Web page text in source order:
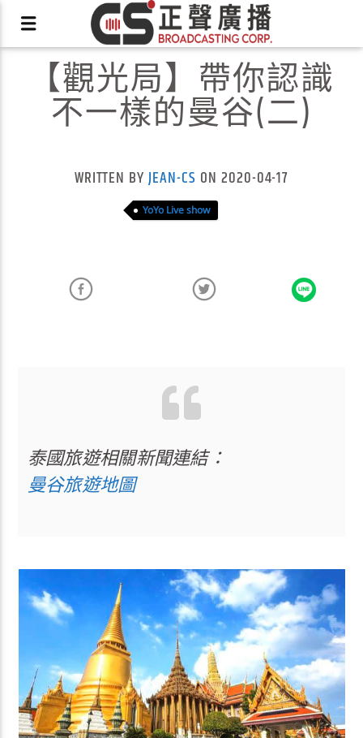
X
【觀光局】帶你認識
不一樣的曼谷(二)
WRITTEN BYJEAN-CS ON 2020-04-17
YoYo Live show
泰國旅遊相關新聞連結：
曼谷旅遊地圖